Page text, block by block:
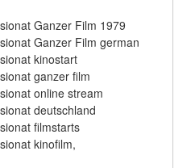
Ganzer Film 1979
Ganzer Film german
kinostart
ganzer film
online stream
deutschland
filmstarts
kinofilm,